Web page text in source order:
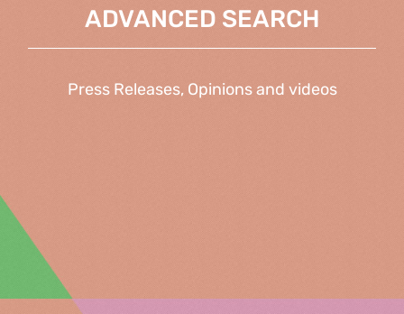
ADVANCED SEARCH
Press Releases, Opinions and videos